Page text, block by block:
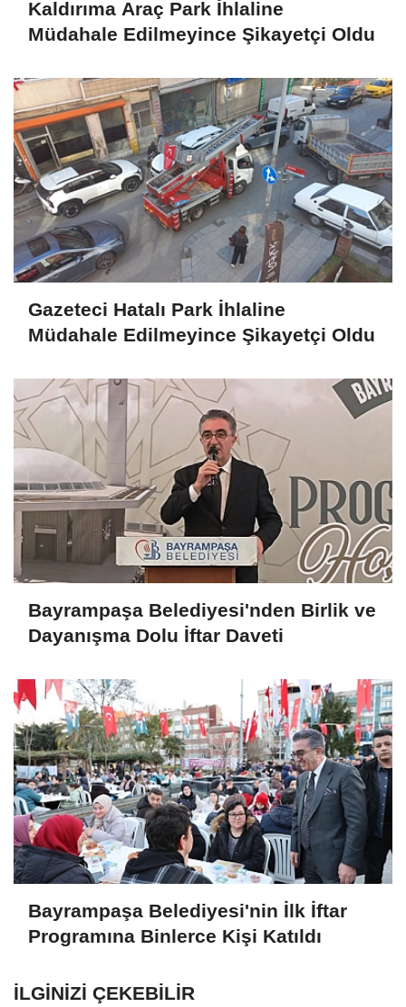
Kaldırıma Araç Park İhlaline
Müdahale Edilmeyince Şikayetçi Oldu
Gazeteci Hatalı Park İhlaline
Müdahale Edilmeyince Şikayetçi Oldu
Bayrampaşa Belediyesi'nden Birlik ve
Dayanışma Dolu İftar Daveti
Bayrampaşa Belediyesi'nin İlk İftar
Programına Binlerce Kişi Katıldı
İLGINIZI ÇEKEBILIR